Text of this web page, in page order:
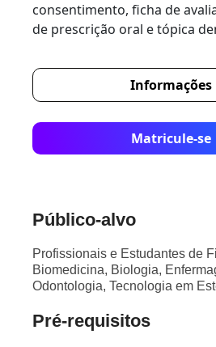
consentimento, ficha de
de prescrição oral e tópica
Informações
Matricule-se
Público-alvo
Profissionais e Estudantes de
Biomedicina, Biologia,
Odontologia, Tecnologia em
Pré-requisitos